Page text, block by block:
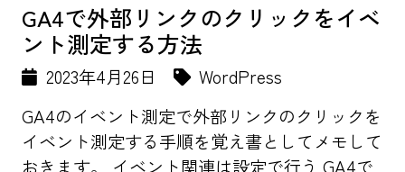
GA4で外部リンクのクリックをイベ
ント測定する方法
2023年4月26日
WordPress
GA4のイベント測定で外部リンクのクリックを
イベント測定する手順を覚え書としてメモして
おきます。 イベント関連は設定で行う GA4で